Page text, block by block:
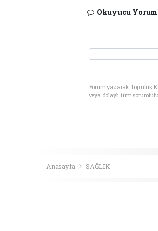
Okuyucu
Yorum yazarak Topluluk
veya dolaylı tüm
Anasayfa SAĞLIK